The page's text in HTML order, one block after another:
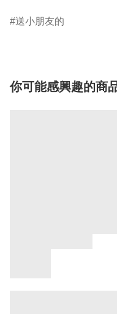
送小朋友的
你可能感興趣的商